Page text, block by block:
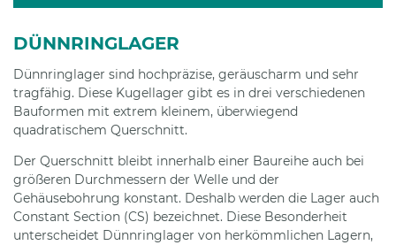
DÜNNRINGLAGER
Dünnringlager sind hochpräzise, geräuscharm und sehr
tragfähig. Diese Kugellager gibt es in drei verschiedenen
Bauformen mit extrem kleinem, überwiegend
quadratischem Querschnitt.
Der Querschnitt bleibt innerhalb einer Baureihe auch bei
größeren Durchmessern der Welle und der
Gehäusebohrung konstant. Deshalb werden die Lager auch
Constant Section (CS) bezeichnet. Diese Besonderheit
unterscheidet Dünnringlager von herkömmlichen Lagern,